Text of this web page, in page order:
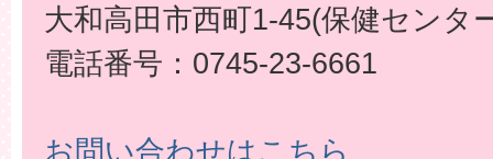
大和高田市西町1-45(保健センタ
電話番号：0745-23-6661
お問い合わせはこちら